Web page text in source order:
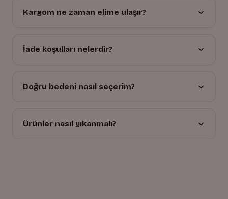
Kargom ne zaman elime ulaşır?
İade koşulları nelerdir?
Doğru bedeni nasıl seçerim?
Ürünler nasıl yıkanmalı?